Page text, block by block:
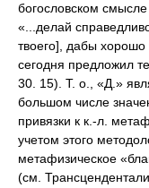
богословском
«...делай
твоего], дабы
сегодня предложил
30. 15). Т. о., «Д.»
большом числе
привязки к к.-л.
учетом этого
метафизическое
(см.